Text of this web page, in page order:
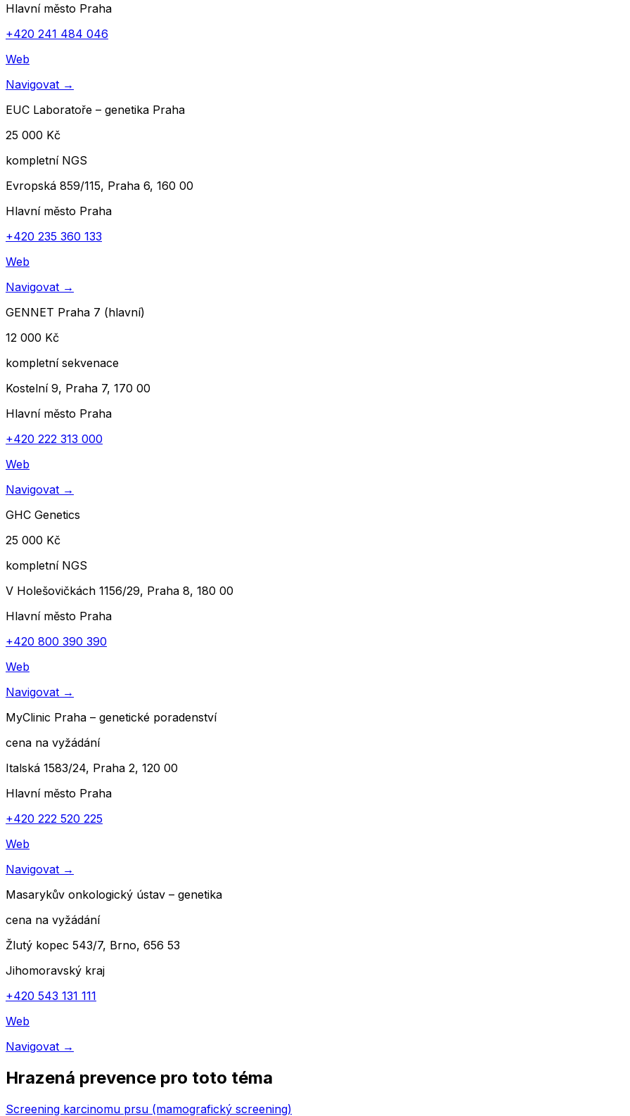
Hlavní město Praha
+420 241 484 046
Web
Navigovat →
EUC Laboratoře – genetika Praha
25 000 Kč
kompletní NGS
Evropská 859/115, Praha 6, 160 00
Hlavní město Praha
+420 235 360 133
Web
Navigovat →
GENNET Praha 7 (hlavní)
12 000 Kč
kompletní sekvenace
Kostelní 9, Praha 7, 170 00
Hlavní město Praha
+420 222 313 000
Web
Navigovat →
GHC Genetics
25 000 Kč
kompletní NGS
V Holešovičkách 1156/29, Praha 8, 180 00
Hlavní město Praha
+420 800 390 390
Web
Navigovat →
MyClinic Praha – genetické poradenství
cena na vyžádání
Italská 1583/24, Praha 2, 120 00
Hlavní město Praha
+420 222 520 225
Web
Navigovat →
Masarykův onkologický ústav – genetika
cena na vyžádání
Žlutý kopec 543/7, Brno, 656 53
Jihomoravský kraj
+420 543 131 111
Web
Navigovat →
Hrazená prevence pro toto téma
Screening karcinomu prsu (mamografický screening)